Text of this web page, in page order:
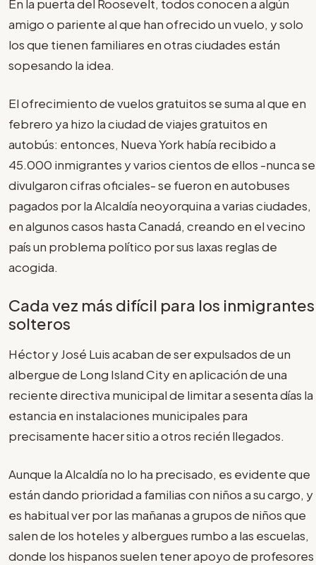
En la puerta del Roosevelt, todos conocen a algún
amigo o pariente al que han ofrecido un vuelo, y solo
los que tienen familiares en otras ciudades están
sopesando la idea.
El ofrecimiento de vuelos gratuitos se suma al que en
febrero ya hizo la ciudad de viajes gratuitos en
autobús: entonces, Nueva York había recibido a
45.000 inmigrantes y varios cientos de ellos -nunca se
divulgaron cifras oficiales- se fueron en autobuses
pagados por la Alcaldía neoyorquina a varias ciudades,
en algunos casos hasta Canadá, creando en el vecino
país un problema político por sus laxas reglas de
acogida.
Cada vez más difícil para los inmigrantes
solteros
Héctor y José Luis acaban de ser expulsados de un
albergue de Long Island City en aplicación de una
reciente directiva municipal de limitar a sesenta días la
estancia en instalaciones municipales para
precisamente hacer sitio a otros recién llegados.
Aunque la Alcaldía no lo ha precisado, es evidente que
están dando prioridad a familias con niños a su cargo, y
es habitual ver por las mañanas a grupos de niños que
salen de los hoteles y albergues rumbo a las escuelas,
donde los hispanos suelen tener apoyo de profesores